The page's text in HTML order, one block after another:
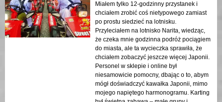
Miałem tylko 12-godzinny przystanek i
chciałem zrobić coś nietypowego zamiast
po prostu siedzieć na lotnisku.
Przyleciałem na lotnisko Narita, wiedząc,
że czeka mnie godzinna podróż pociągiem
do miasta, ale ta wycieczka sprawiła, że
chciałem zobaczyć jeszcze więcej Japonii.
Personel w sklepie i online był
niesamowicie pomocny, dbając o to, abym
mógł doświadczyć kawałka Japonii, mimo
mojego napiętego harmonogramu. Karting